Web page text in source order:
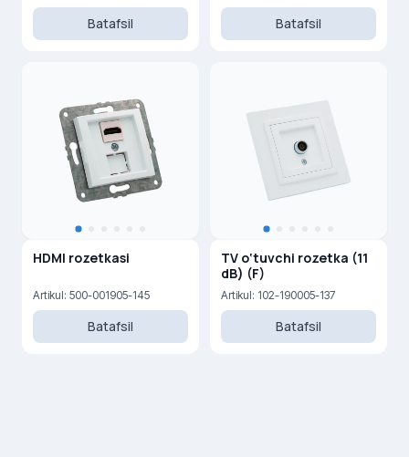
Batafsil Batafsil
HDMI rozetkasi
Artikul: 500-001905-145
Batafsil
TV o‘tuvchi rozetka (11
dB) (F)
Artikul: 102-190005-137
Batafsil